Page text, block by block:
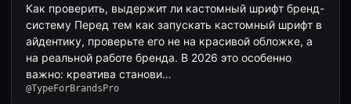
Как проверить, выдержит ли кастомный шрифт бренд-
систему Перед тем как запускать кастомный шрифт в
айдентику, проверьте его не на красивой обложке, а
на реальной работе бренда. В 2026 это особенно
важно: креатива станови…
@TypeForBrandsPro